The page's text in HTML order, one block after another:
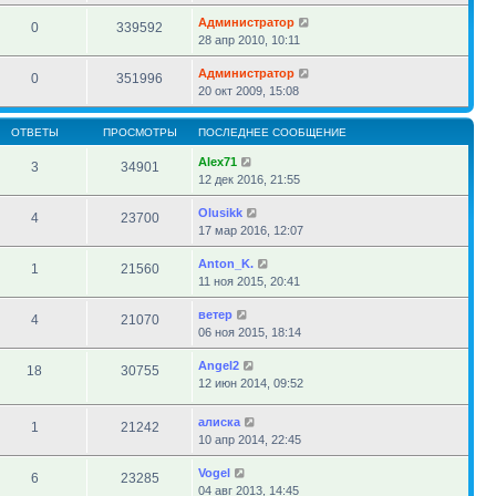
0 339592
Администратор
28 апр 2010, 10:11
0 351996
Администратор
20 окт 2009, 15:08
ОТВЕТЫ ПРОСМОТРЫ ПОСЛЕДНЕЕ СООБЩЕНИЕ
3 34901
Alex71
12 дек 2016, 21:55
4 23700
Olusikk
17 мар 2016, 12:07
1 21560
Anton_K.
11 ноя 2015, 20:41
4 21070
ветер
06 ноя 2015, 18:14
18 30755
Angel2
12 июн 2014, 09:52
1 21242
алиска
10 апр 2014, 22:45
6 23285
Vogel
04 авг 2013, 14:45